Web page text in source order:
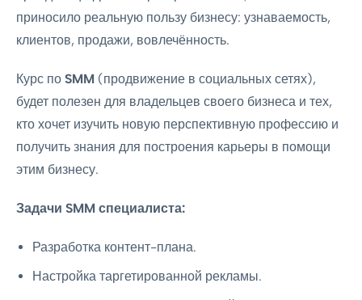
приносило реальную пользу бизнесу: узнаваемость,
клиентов, продажи, вовлечённость.
Курс по SMM (продвижение в социальных сетях),
будет полезен для владельцев своего бизнеса и тех,
кто хочет изучить новую перспективную профессию и
получить знания для построения карьеры в помощи
этим бизнесу.
Задачи SMM специалиста:
Разработка контент-плана.
Настройка таргетированной рекламы.